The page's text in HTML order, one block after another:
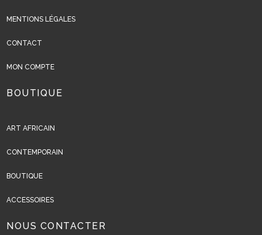
MENTIONS LÉGALES
CONTACT
MON COMPTE
BOUTIQUE
ART AFRICAIN
CONTEMPORAIN
BOUTIQUE
ACCESSOIRES
NOUS CONTACTER